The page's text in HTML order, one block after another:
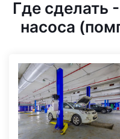
Где сделать
насоса